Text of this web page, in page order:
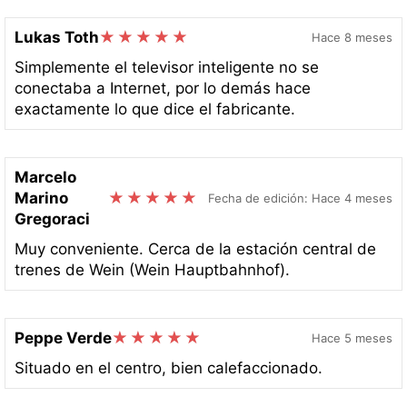
Lukas Toth Hace 8 meses
Simplemente el televisor inteligente no se
conectaba a Internet, por lo demás hace
exactamente lo que dice el fabricante.
Marcelo
Marino
Gregoraci
Fecha de edición: Hace 4 meses
Muy conveniente. Cerca de la estación central de
trenes de Wein (Wein Hauptbahnhof).
Peppe Verde Hace 5 meses
Situado en el centro, bien calefaccionado.